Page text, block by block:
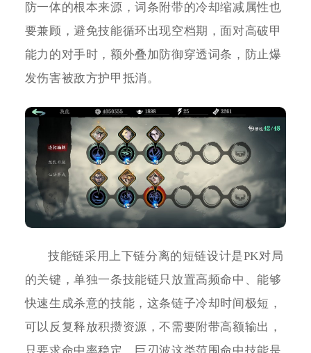
防一体的根本来源，词条附带的冷却缩减属性也
要兼顾，避免技能循环出现空档期，面对高破甲
能力的对手时，额外叠加防御穿透词条，防止爆
发伤害被敌方护甲抵消。
技能链采用上下链分离的短链设计是PK对局
的关键，单独一条技能链只放置高频命中、能够
快速生成杀意的技能，这条链子冷却时间极短，
可以反复释放积攒资源，不需要附带高额输出，
只要求命中率稳定，巨刃波这类范围命中技能是